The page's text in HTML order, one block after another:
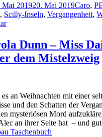
Mai 201920. Mai 2019Caro, P
, Scilly-Inseln, Vergangenheit,
zu
Kate
Penrose
–
Meer
Dunn – Miss
dem Mistelzweig
an Weihnachten mit einer
und den Schatten der
mysteriösen Mord
an ihrer Seite hat – und
Taschenbuch